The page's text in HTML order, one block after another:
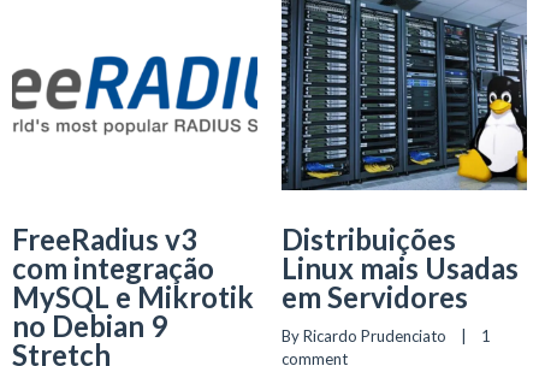
FreeRadius v3
com integração
MySQL e Mikrotik
no Debian 9
Stretch
Distribuições
Linux mais Usadas
em Servidores
By Ricardo Prudenciato
    |
1
comment